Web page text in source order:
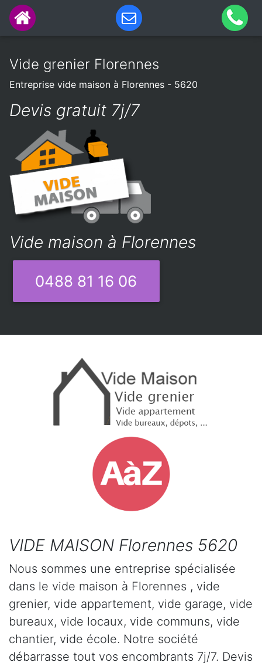
Vide grenier Florennes
Entreprise vide maison à Florennes - 5620
Devis gratuit 7j/7
Vide maison à Florennes
0488 81 16 06
VIDE MAISON Florennes 5620
Nous sommes une entreprise spécialisée
dans le vide maison à Florennes , vide
grenier, vide appartement, vide garage, vide
bureaux, vide locaux, vide communs, vide
chantier, vide école. Notre société
débarrasse tout vos encombrants 7j/7. Devis